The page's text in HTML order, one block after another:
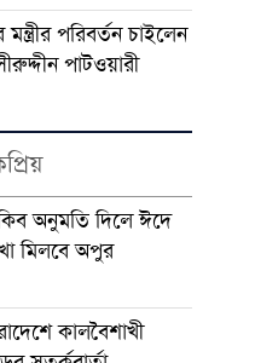
মন্ত্রীর পরিবর্তন চাইলেন
পাটওয়ারী
অনুমতি দিলে ঈদে
মিলবে অপুর
কালবৈশাখী